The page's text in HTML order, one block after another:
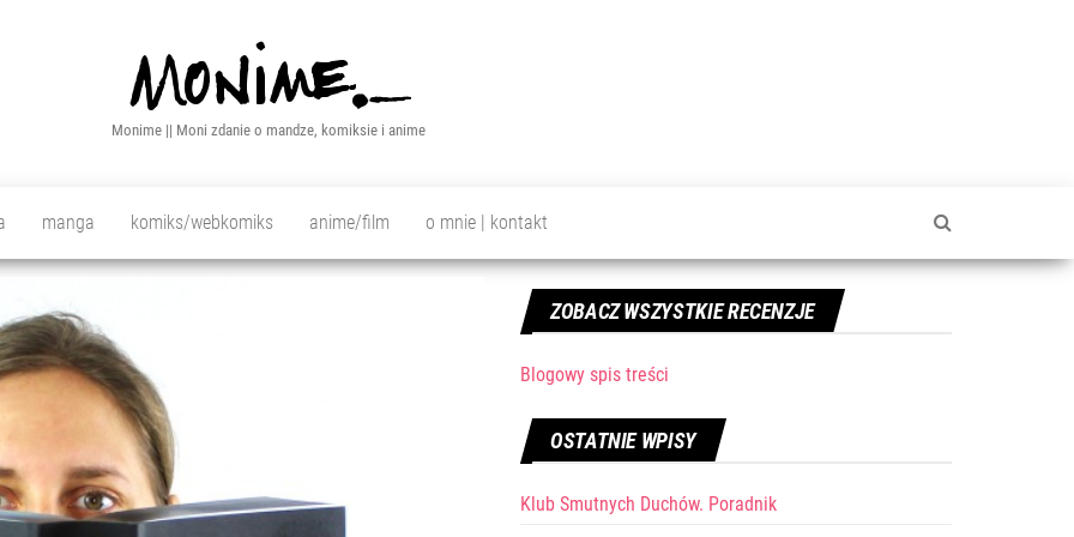
Monime || Moni zdanie o mandze, komiksie i anime
manga komiks/webkomiks anime/film o mnie | kontakt
ZOBACZ WSZYSTKIE RECENZJE
Blogowy spis treści
OSTATNIE WPISY
Klub Smutnych Duchów. Poradnik